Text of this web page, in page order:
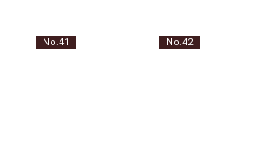
No.41 No.42